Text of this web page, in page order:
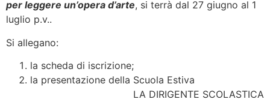
per leggere un’opera d’arte, si terrà dal 27 giugno al 1
luglio p.v..
Si allegano:
la scheda di iscrizione;
la presentazione della Scuola Estiva
LA DIRIGENTE SCOLASTICA